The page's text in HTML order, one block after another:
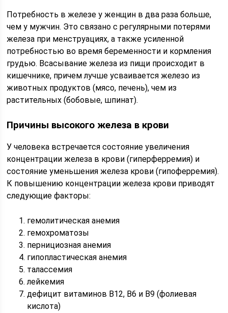
Потребность в железе у женщин в два раза больше,
чем у мужчин. Это связано с регулярными потерями
железа при менструациях, а также усиленной
потребностью во время беременности и кормления
грудью. Всасывание железа из пищи происходит в
кишечнике, причем лучше усваивается железо из
животных продуктов (мясо, печень), чем из
растительных (бобовые, шпинат).
Причины высокого железа в крови
У человека встречается состояние увеличения
концентрации железа в крови (гиперферремия) и
состояние уменьшения железа крови (гипоферремия).
К повышению концентрации железа крови приводят
следующие факторы:
гемолитическая анемия
гемохроматозы
пернициозная анемия
гипопластическая анемия
талассемия
лейкемия
дефицит витаминов В12, В6 и В9 (фолиевая
кислота)